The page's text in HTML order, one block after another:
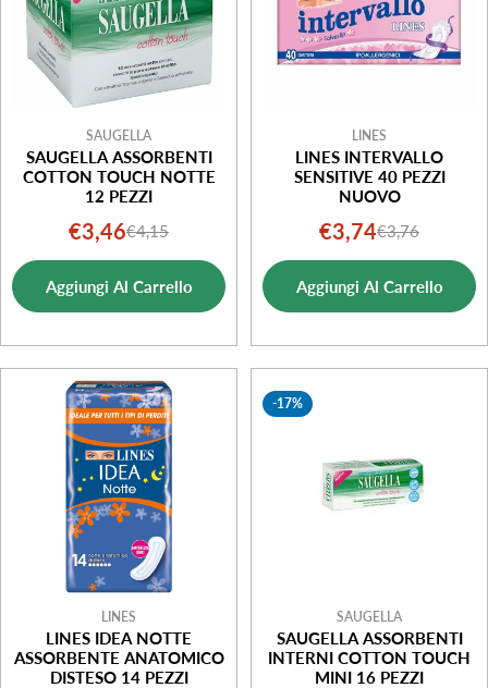
SAUGELLA
SAUGELLA ASSORBENTI
COTTON TOUCH NOTTE
12 PEZZI
Prezzo
di
vendita
€3,46Prezzo
normale
€4,15
Aggiungi Al Carrello
LINES
LINES INTERVALLO
SENSITIVE 40 PEZZI
NUOVO
Prezzo
di
vendita
€3,74Prezzo
normale
€3,76
Aggiungi Al Carrello
LINES
LINES IDEA NOTTE
ASSORBENTE ANATOMICO
DISTESO 14 PEZZI
-17%
SAUGELLA
SAUGELLA ASSORBENTI
INTERNI COTTON TOUCH
MINI 16 PEZZI